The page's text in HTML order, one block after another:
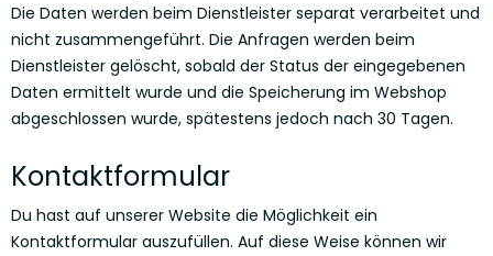
Die Daten werden beim Dienstleister separat verarbeitet und
nicht zusammengeführt. Die Anfragen werden beim
Dienstleister gelöscht, sobald der Status der eingegebenen
Daten ermittelt wurde und die Speicherung im Webshop
abgeschlossen wurde, spätestens jedoch nach 30 Tagen.
Kontaktformular
Du hast auf unserer Website die Möglichkeit ein
Kontaktformular auszufüllen. Auf diese Weise können wir